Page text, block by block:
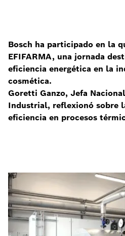
Bosch ha participado en la
EFIFARMA, una jornada
eficiencia energética en la
cosmética.
Goretti Ganzo, Jefa
Industrial, reflexionó sobre
eficiencia en procesos